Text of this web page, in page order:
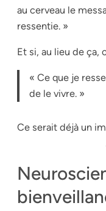
au cerveau le
ressentie. »
Et si, au lieu de ça,
« Ce que je
de le vivre. »
Ce serait déjà un